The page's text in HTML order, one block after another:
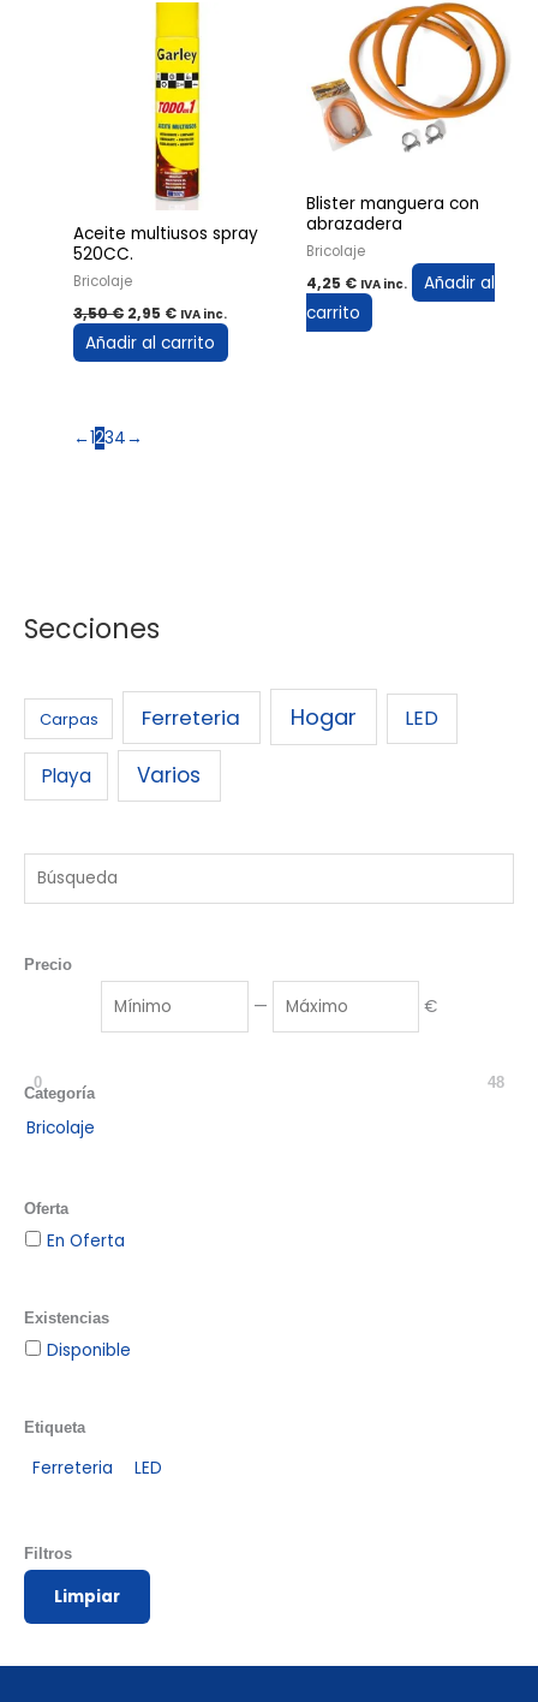
Secciones
Carpas Ferreteria Hogar LED
Playa Varios
Precio
— €
0 48
Categoría
Bricolaje
Oferta
En Oferta
Existencias
Disponible
Etiqueta
Ferreteria LED
Filtros
Limpiar
Aceite multiusos spray
520CC.
Bricolaje
3,50€
era:
3,50 €.
2,95 €
actual
es:
2,95 €.
IVA inc.
Añadir al carrito
Blister manguera con
abrazadera
Bricolaje
4,25 € IVA inc.
Añadir al
carrito
←1234→